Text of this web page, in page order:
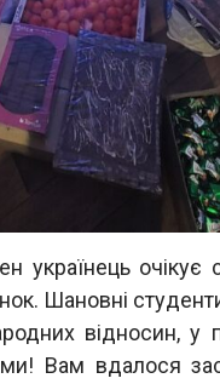
очікує
Шановні
відносин,
Вам вдалося